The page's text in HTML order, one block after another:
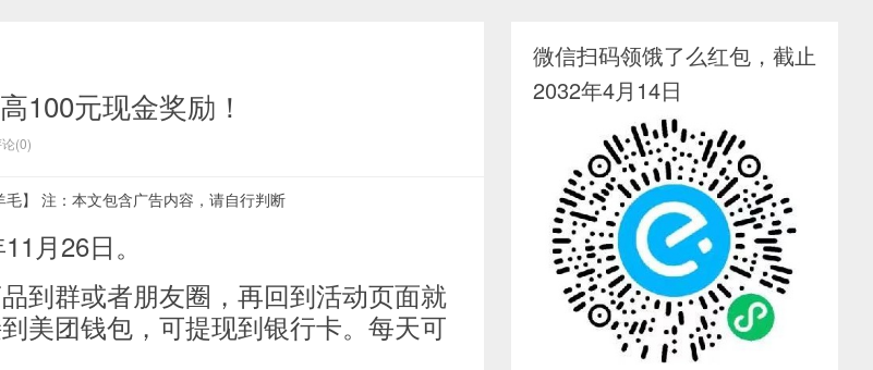
100元现金奖励！
(0)
】 注：本文包含广告内容，请自行判断
月26日。
到群或者朋友圈，再回到活动页面就
美团钱包，可提现到银行卡。每天可
微信扫码领饿了么红包，截止
2032年4月14日